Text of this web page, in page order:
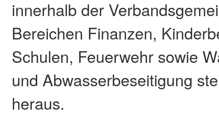
innerhalb der
Bereichen Finanzen,
Schulen, Feuerwehr sowie
und Abwasserbeseitigung
heraus.